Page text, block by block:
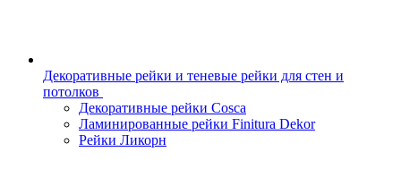
Декоративные рейки и теневые рейки для стен и
потолков
Декоративные рейки Cosca
Ламинированные рейки Finitura Dekor
Рейки Ликорн